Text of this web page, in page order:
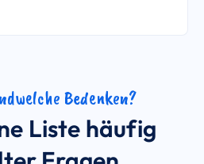
Bedenken?
Liste häufig